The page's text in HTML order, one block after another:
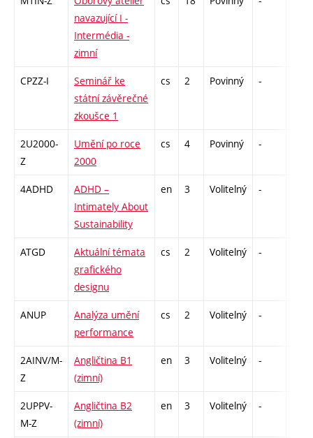
navazující I -
Intermédia -
zimní
CPZZ-I
Seminář ke
státní závěrečné
zkoušce 1
cs 2 Povinný -
2U2000-
Z
Umění po roce
2000
cs 4 Povinný -
4ADHD
ADHD –
Intimately About
Sustainability
en 3 Volitelný -
ATGD
Aktuální témata
grafického
designu
cs 2 Volitelný -
ANUP
Analýza umění
performance
cs 2 Volitelný -
2AINV/M-
Z
Angličtina B1
(zimní)
en 3 Volitelný -
2UPPV-
M-Z
Angličtina B2
(zimní)
en 3 Volitelný -